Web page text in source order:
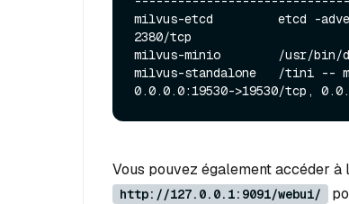
milvus-etcd         etcd -
2380/tcp
milvus-minio        /usr/bin/
milvus-standalone   /tini --
Vous pouvez également accéder à
http://127.0.0.1:9091/webui/